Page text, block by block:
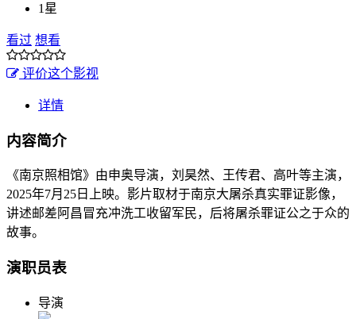
1星
看过 想看
评价这个影视
详情
内容简介
《南京照相馆》由申奥导演，刘昊然、王传君、高叶等主演，
2025年7月25日上映。影片取材于南京大屠杀真实罪证影像，
讲述邮差阿昌冒充冲洗工收留军民，后将屠杀罪证公之于众的
故事。
演职员表
导演